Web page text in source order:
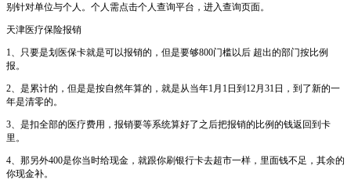
别针对单位与个人。个人需点击个人查询平台，进入查询页面。
天津医疗保险报销
1、只要是划医保卡就是可以报销的，但是要够800门槛以后 超出的部门按比例
报。
2、是累计的，但是是按自然年算的，就是从当年1月1日到12月31日，到了新的一
年是清零的。
3、是扣全部的医疗费用，报销要等系统算好了之后把报销的比例的钱返回到卡
里。
4、那另外400是你当时给现金，就跟你刷银行卡去超市一样，里面钱不足，其余的
你现金补。